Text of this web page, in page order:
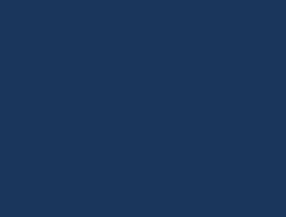
Powołanie nowego